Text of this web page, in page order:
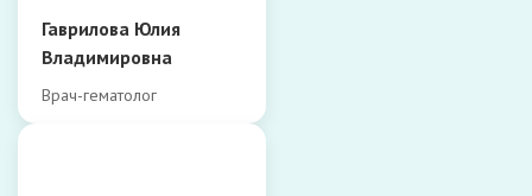
Гаврилова Юлия
Владимировна
Врач-гематолог